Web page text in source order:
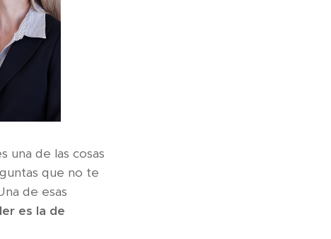
una de las cosas
que no te
de esas
es la de